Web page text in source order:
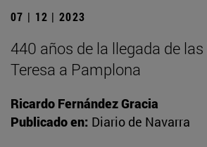
07 | 12 | 2023
440 años de la llegada de
Teresa a Pamplona
Ricardo Fernández Gracia
Publicado en: Diario de Navarra